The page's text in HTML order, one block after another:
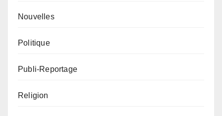
Nouvelles
Politique
Publi-Reportage
Religion